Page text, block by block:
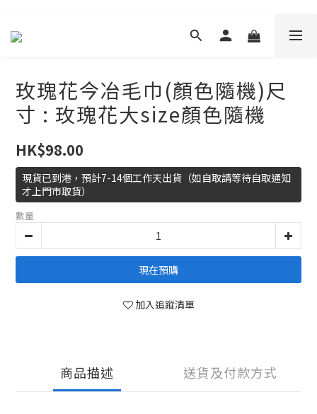
玫瑰花今冶毛巾(顏色隨機)尺
寸 : 玫瑰花大size顏色隨機
HK$98.00
現貨已到港，預計7-14個工作天出貨（如自取請等待自取通知
才上門市取貨）
數量
現在預購
加入追蹤清單
商品描述 送貨及付款方式